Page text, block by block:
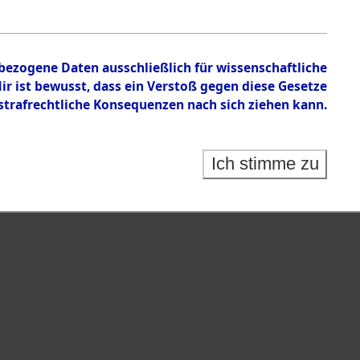
Daten ausschließlich für wissenschaftliche
bewusst, dass ein Verstoß gegen diese Gesetze
Konsequenzen nach sich ziehen kann.
Ich stimme zu